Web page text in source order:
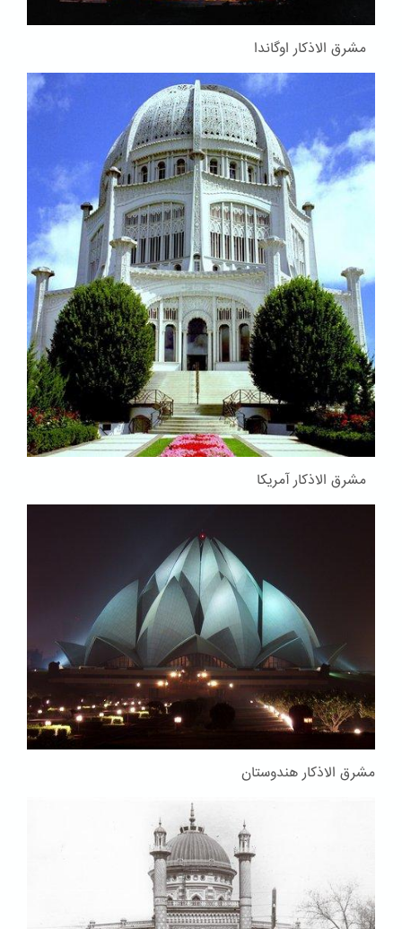
مشرق الاذکار اوگاندا
مشرق الاذکار آمریکا
مشرق الاذکار هندوستان